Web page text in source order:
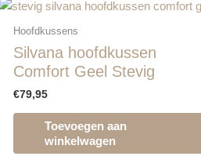
Hoofdkussens
Silvana hoofdkussen
Comfort Geel Stevig
€79,95
Toevoegen aan
winkelwagen